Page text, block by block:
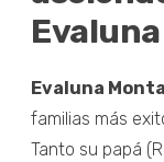
Evaluna
familias más
Tanto su papá